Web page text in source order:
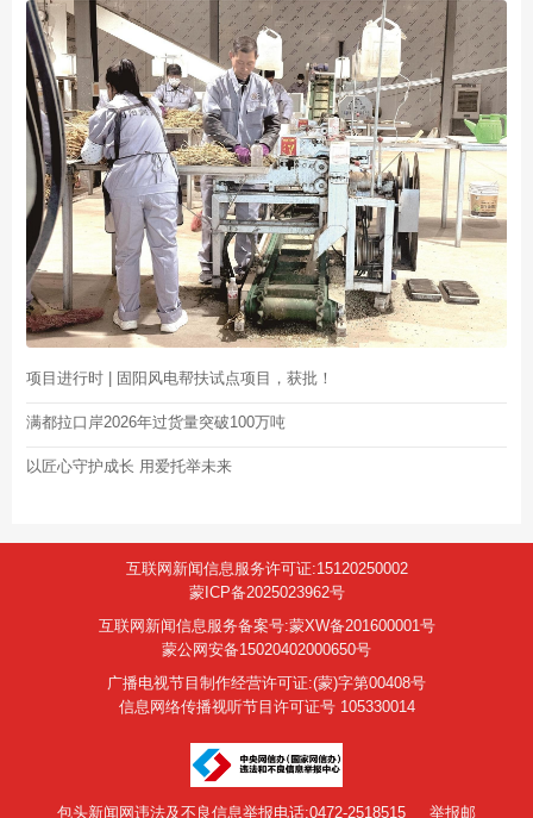
项目进行时 | 固阳风电帮扶试点项目，获批！
满都拉口岸2026年过货量突破100万吨
以匠心守护成长 用爱托举未来
互联网新闻信息服务许可证:15120250002
蒙ICP备2025023962号
互联网新闻信息服务备案号:蒙XW备201600001号
蒙公网安备15020402000650号
广播电视节目制作经营许可证:(蒙)字第00408号
信息网络传播视听节目许可证号 105330014
包头新闻网违法及不良信息举报电话:0472-2518515 举报邮